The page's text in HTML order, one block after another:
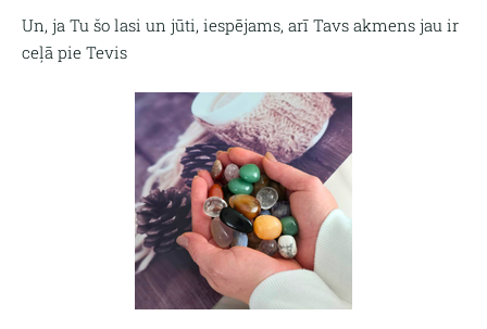
Un, ja Tu šo lasi un jūti, iespējams, arī Tavs akmens jau ir
ceļā pie Tevis